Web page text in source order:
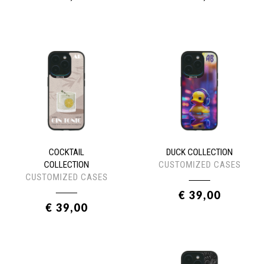
COCKTAIL
COLLECTION
CUSTOMIZED CASES
€ 39,00
DUCK COLLECTION
CUSTOMIZED CASES
€ 39,00